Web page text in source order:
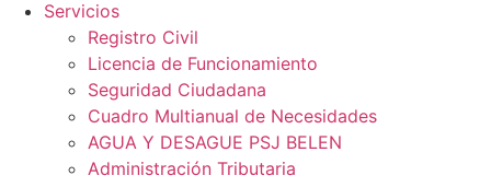
Servicios
Registro Civil
Licencia de Funcionamiento
Seguridad Ciudadana
Cuadro Multianual de Necesidades
AGUA Y DESAGUE PSJ BELEN
Administración Tributaria